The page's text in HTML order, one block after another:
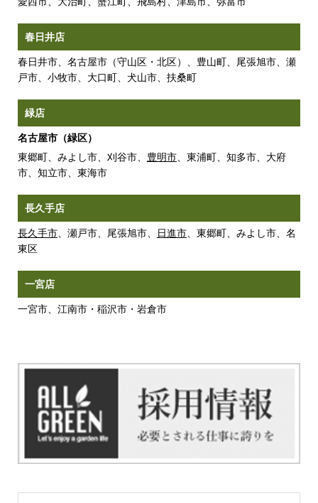
春日井店
春日井市、名古屋市（守山区・北区）、豊山町、尾張旭市、瀬
戸市、小牧市、大口町、犬山市、扶桑町
緑店
名古屋市（緑区）
東郷町、みよし市、刈谷市、 豊明市、東浦町、知多市、大府
市、知立市、東海市
長久手店
長久手市、瀬戸市、尾張旭市、 日進市、東郷町、みよし市、名
東区
一宮店
一宮市、江南市・稲沢市・岩倉市